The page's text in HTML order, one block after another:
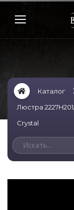
Каталог
Люстра
Crystal